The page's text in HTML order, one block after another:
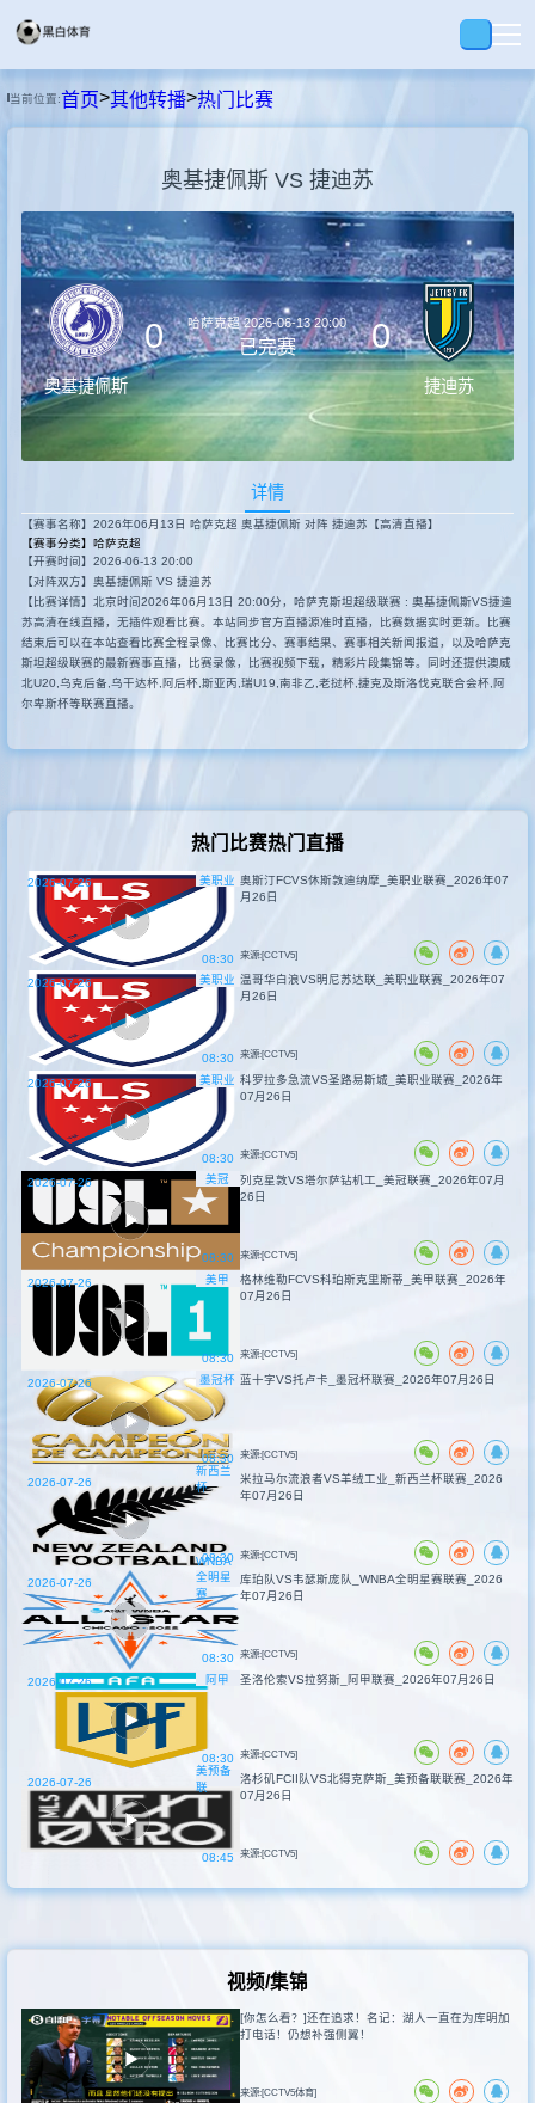
首页
足球
篮球
录播
视界
资讯
当前位置:首页>其他转播>热门比赛
奥基捷佩斯 VS 捷迪苏
奥基捷佩斯
0 哈萨克超2026-06-13 20:00
已完赛 0
捷迪苏
详情
【赛事名称】2026年06月13日 哈萨克超 奥基捷佩斯 对阵 捷迪苏【高清直播】
【赛事分类】 哈萨克超
【开赛时间】2026-06-13 20:00
【对阵双方】奥基捷佩斯 VS 捷迪苏
【比赛详情】北京时间2026年06月13日 20:00分，哈萨克斯坦超级联赛 : 奥基捷佩斯VS捷迪
苏高清在线直播，无插件观看比赛。本站同步官方直播源准时直播，比赛数据实时更新。比赛
结束后可以在本站查看比赛全程录像、比赛比分、赛事结果、赛事相关新闻报道，以及哈萨克
斯坦超级联赛的最新赛事直播，比赛录像，比赛视频下载，精彩片段集锦等。同时还提供澳威
北U20,乌克后备,乌干达杯,阿后杯,斯亚丙,瑞U19,南非乙,老挝杯,捷克及斯洛伐克联合会杯,阿
尔卑斯杯等联赛直播。
热门比赛热门直播
美职业
08:30
2026-07-26
奥斯汀FCVS休斯敦迪纳摩_美职业联赛_2026年07
月26日
来源:[CCTV5]
美职业
08:30
2026-07-26
温哥华白浪VS明尼苏达联_美职业联赛_2026年07
月26日
来源:[CCTV5]
美职业
08:30
2026-07-26
科罗拉多急流VS圣路易斯城_美职业联赛_2026年
07月26日
来源:[CCTV5]
美冠
08:30
2026-07-26
列克星敦VS塔尔萨钻机工_美冠联赛_2026年07月
26日
来源:[CCTV5]
美甲
08:30
2026-07-26
格林维勒FCVS科珀斯克里斯蒂_美甲联赛_2026年
07月26日
来源:[CCTV5]
墨冠杯
08:30
2026-07-26 蓝十字VS托卢卡_墨冠杯联赛_2026年07月26日
来源:[CCTV5]
新西兰
杯
08:30
2026-07-26
米拉马尔流浪者VS羊绒工业_新西兰杯联赛_2026
年07月26日
来源:[CCTV5]
WNBA
全明星
赛
08:30
2026-07-26
库珀队VS韦瑟斯庞队_WNBA全明星赛联赛_2026
年07月26日
来源:[CCTV5]
阿甲
08:30
2026-07-26 圣洛伦索VS拉努斯_阿甲联赛_2026年07月26日
来源:[CCTV5]
美预备
联
08:45
2026-07-26
洛杉矶FCII队VS北得克萨斯_美预备联联赛_2026年
07月26日
来源:[CCTV5]
视频/集锦
[你怎么看？]还在追求！名记：湖人一直在为库明加
打电话！仍想补强侧翼！
来源:[CCTV5体育]